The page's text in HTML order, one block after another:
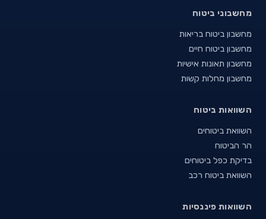
מחשבוני ביטוח
מחשבון ביטוח בריאות
מחשבון ביטוח חיים
מחשבון תאונות אישיות
מחשבון מחלות קשות
השוואות ביטוח
השוואת ביטוחים
הר הביטוח
בדיקת כפל ביטוחים
השוואת ביטוח רכב
השוואות פיננסיות